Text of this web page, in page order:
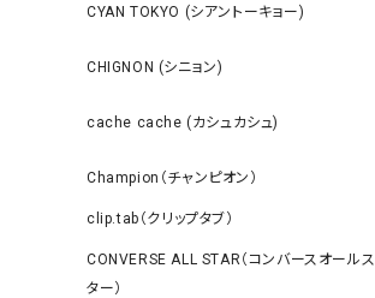
CYAN TOKYO (シアントーキョー)
CHIGNON (シニョン)
cache cache (カシュカシュ)
Champion（チャンピオン）
clip.tab（クリップタブ）
CONVERSE ALL STAR（コンバースオールス
ター）